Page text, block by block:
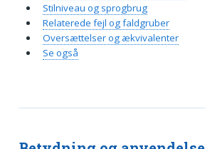
Stilniveau og sprogbrug
Relaterede fejl og faldgruber
Oversættelser og ækvivalenter
Se også